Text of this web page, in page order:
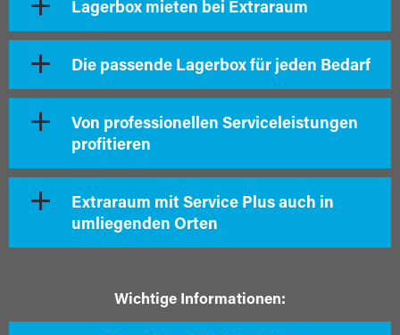
Lagerbox mieten bei Extraraum
Die passende Lagerbox für jeden Bedarf
Von professionellen Serviceleistungen
profitieren
Extraraum mit Service Plus auch in
umliegenden Orten
Wichtige Informationen: